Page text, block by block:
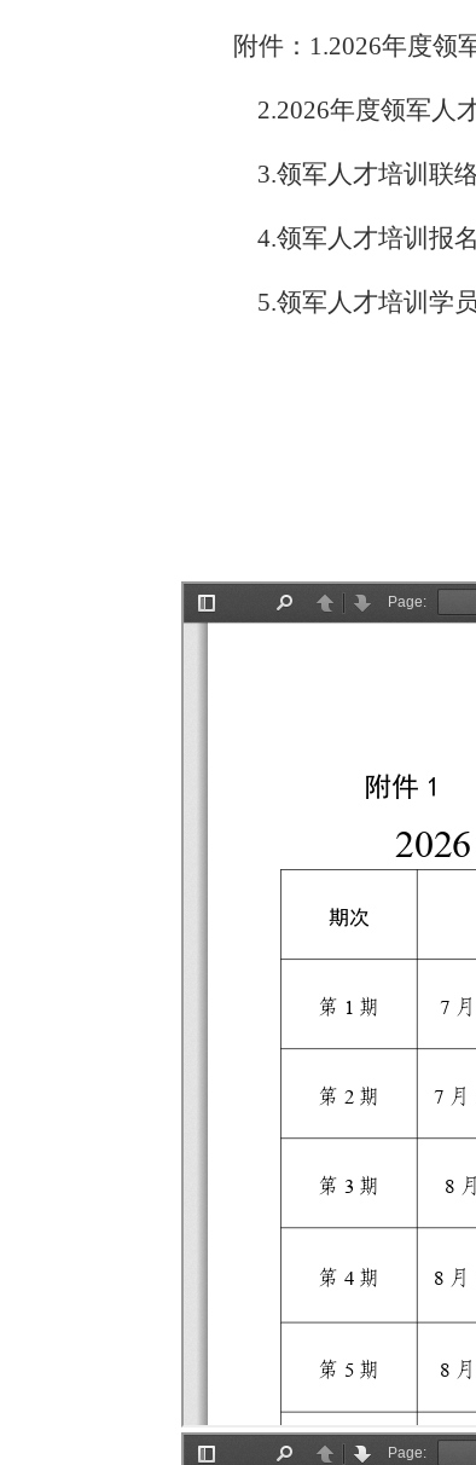
附件：1.2026年度领
2.2026年度领军人
3.领军人才培训联
4.领军人才培训报
5.领军人才培训学